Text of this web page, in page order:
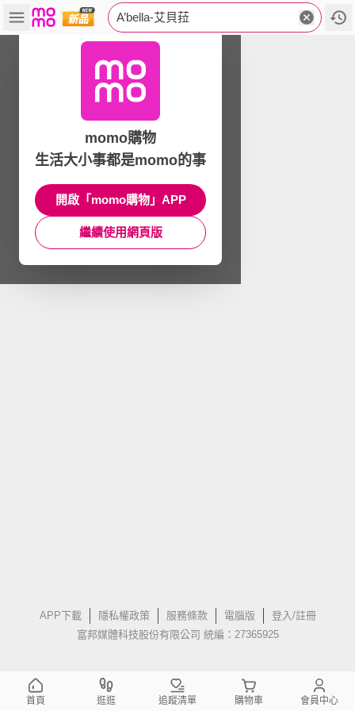
A’bella-艾貝菈
APP下載 隱私權政策 服務條款 電腦版
登入/註冊
富邦媒體科技股份有限公司 統編：27365925
momo購物
生活大小事都是momo的事
開啟「momo購物」APP
繼續使用網頁版
首頁 逛逛 追蹤清單 購物車 會員中心